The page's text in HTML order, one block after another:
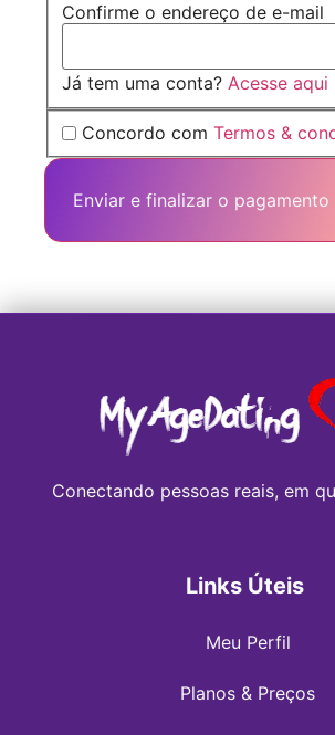
Confirme o endereço de e-mail
Já tem uma conta? Acesse aqui
Concordo com Termos &
Conectando pessoas reais, em
Links Úteis
Meu Perfil
Planos & Preços